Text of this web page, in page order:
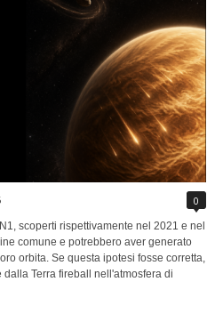
0
scoperti rispettivamente nel 2021 e nel
comune e potrebbero aver generato
orbita. Se questa ipotesi fosse corretta,
Terra fireball nell'atmosfera di